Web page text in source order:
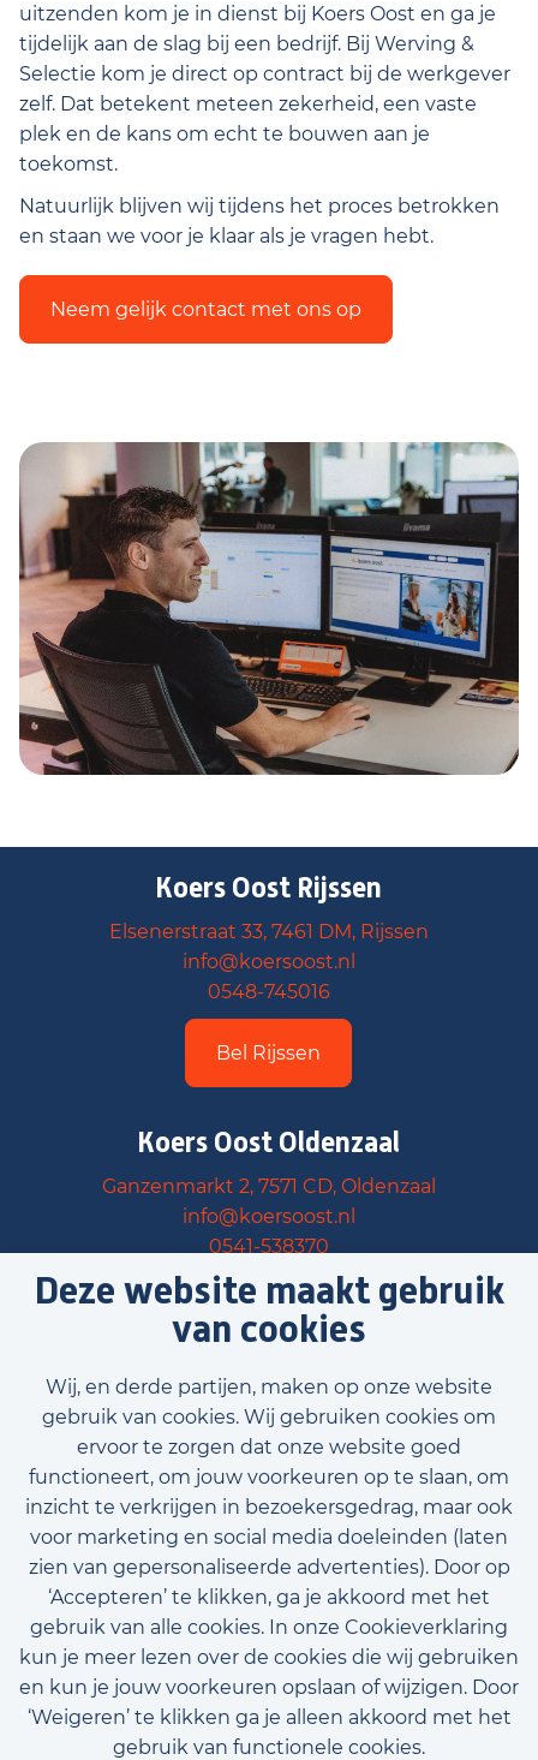
Deze website maakt gebruik
van cookies
Wij, en derde partijen, maken op onze website
gebruik van cookies. Wij gebruiken cookies om
ervoor te zorgen dat onze website goed
functioneert, om jouw voorkeuren op te slaan, om
inzicht te verkrijgen in bezoekersgedrag, maar ook
voor marketing en social media doeleinden (laten
zien van gepersonaliseerde advertenties). Door op
‘Accepteren’ te klikken, ga je akkoord met het
gebruik van alle cookies. In onze Cookieverklaring
kun je meer lezen over de cookies die wij gebruiken
en kun je jouw voorkeuren opslaan of wijzigen. Door
‘Weigeren’ te klikken ga je alleen akkoord met het
gebruik van functionele cookies.
uitzenden kom je in dienst bij Koers Oost en ga je
tijdelijk aan de slag bij een bedrijf. Bij Werving &
Selectie kom je direct op contract bij de werkgever
zelf. Dat betekent meteen zekerheid, een vaste
plek en de kans om echt te bouwen aan je
toekomst.
Natuurlijk blijven wij tijdens het proces betrokken
en staan we voor je klaar als je vragen hebt.
Neem gelijk contact met ons op
Koers Oost Rijssen
Elsenerstraat 33, 7461 DM, Rijssen
info@koersoost.nl
0548-745016
Bel Rijssen
Koers Oost Oldenzaal
Ganzenmarkt 2, 7571 CD, Oldenzaal
info@koersoost.nl
0541-538370
Bel Oldenzaal